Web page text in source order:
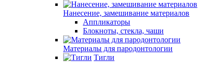
Нанесение, замешивание материалов
Аппликаторы
Блокноты, стекла, чаши
Материалы для пародонтологии
Тигли